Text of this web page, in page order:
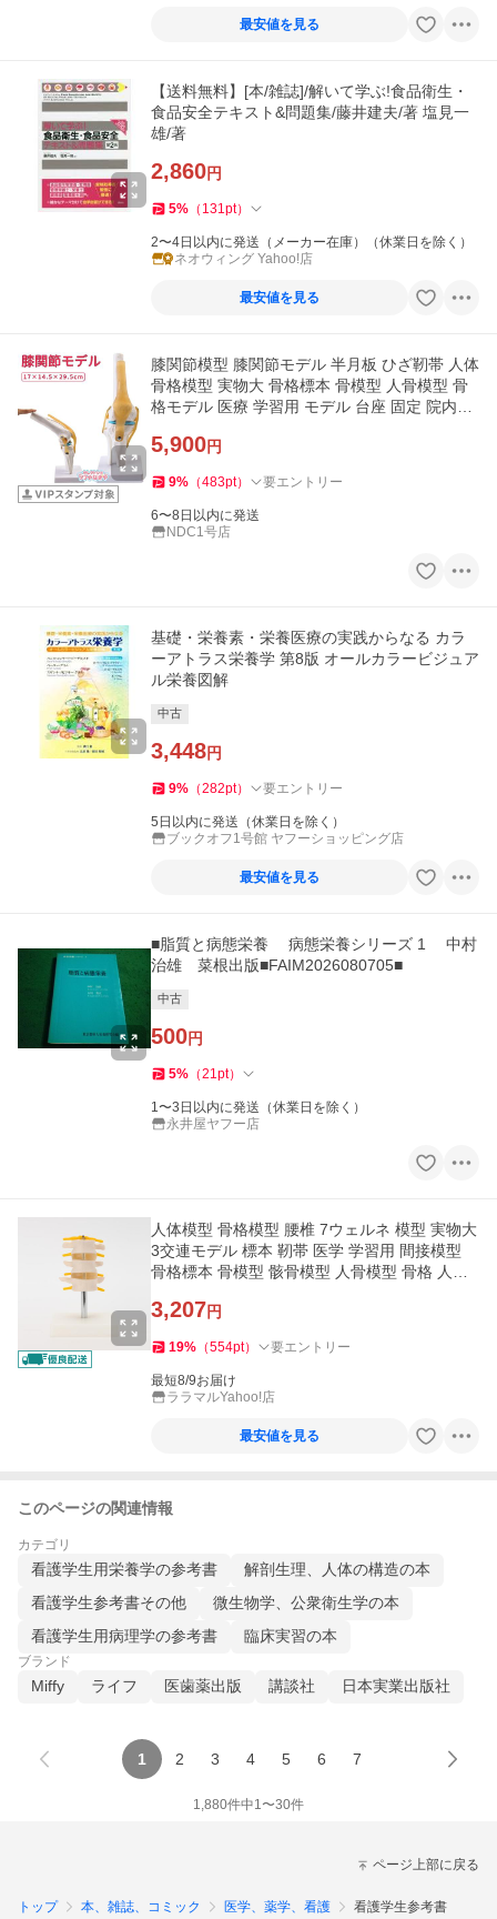
最安値を見る
【送料無料】[本/雑誌]/解いて学ぶ!食品衛生・
食品安全テキスト&問題集/藤井建夫/著 塩見一
雄/著
2,860円
5% （ 131pt）
2〜4日以内に発送（メーカー在庫）（休業日を除く）
ネオウィング Yahoo!店
最安値を見る
膝関節模型 膝関節モデル 半月板 ひざ靭帯 人体
骨格模型 実物大 骨格標本 骨模型 人骨模型 骨
格モデル 医療 学習用 モデル 台座 固定 院内模
5,900円
9% （483pt） 要エントリー
6〜8日以内に発送
NDC1号店
基礎・栄養素・栄養医療の実践からなる カラ
ーアトラス栄養学 第8版 オールカラービジュア
ル栄養図解
中古
3,448円
9% （282pt） 要エントリー
5日以内に発送（休業日を除く）
ブックオフ1号館 ヤフーショッピング店
最安値を見る
■脂質と病態栄養 病態栄養シリーズ 1 中村
治雄 菜根出版■FAIM2026080705■
中古
500円
5% （21pt）
1〜3日以内に発送（休業日を除く）
永井屋ヤフー店
人体模型 骨格模型 腰椎 7ウェルネ 模型 実物大
3交連モデル 標本 靭帯 医学 学習用 間接模型
骨格標本 骨模型 骸骨模型 人骨模型 骨格 人体
3,207円
19% （554pt） 要エントリー
最短8/9お届け
ララマルYahoo!店
最安値を見る
このページの関連情報
カテゴリ
看護学生用栄養学の参考書
解剖生理、人体の構造の本
看護学生参考書その他
微生物学、公衆衛生学の本
看護学生用病理学の参考書
臨床実習の本
ブランド
Miffy ライフ 医歯薬出版 講談社 日本実業出版社
1 2 3 4 5 6 7
1,880件中1〜30件
ページ上部に戻る
トップ 本、雑誌、コミック 医学、薬学、看護 看護学生参考書